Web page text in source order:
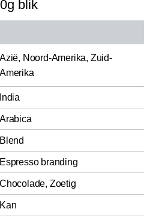
blik
Azië, Noord-Amerika, Zuid-
Amerika
India
Arabica
Blend
Espresso branding
Chocolade, Zoetig
Kan